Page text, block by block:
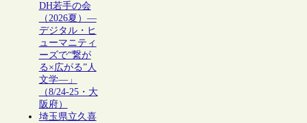
DH若手の会
（2026夏）―
デジタル・ヒ
ューマニティ
ーズで“繋が
る×広がる”人
文学―」
（8/24-25・大
阪府）
埼玉県立久喜